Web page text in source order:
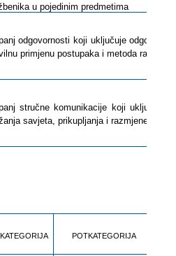
u pojedinim predmetima
odgovornosti koji uključuje
primjenu postupaka i metoda rada te
stručne komunikacije koji uključuje
savjeta, prikupljanja i razmjene
KATEGORIJA POTKATEGORIJA